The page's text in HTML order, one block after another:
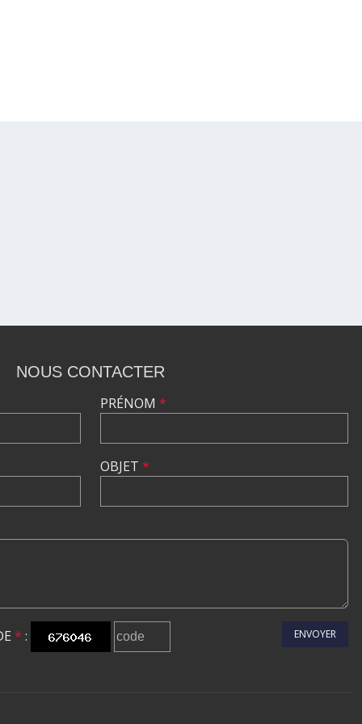
NOUS CONTACTER
PRÉNOM *
OBJET *
* : ENVOYER